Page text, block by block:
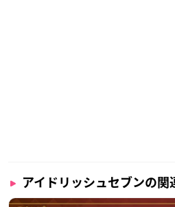
アイドリッシュセブンの関